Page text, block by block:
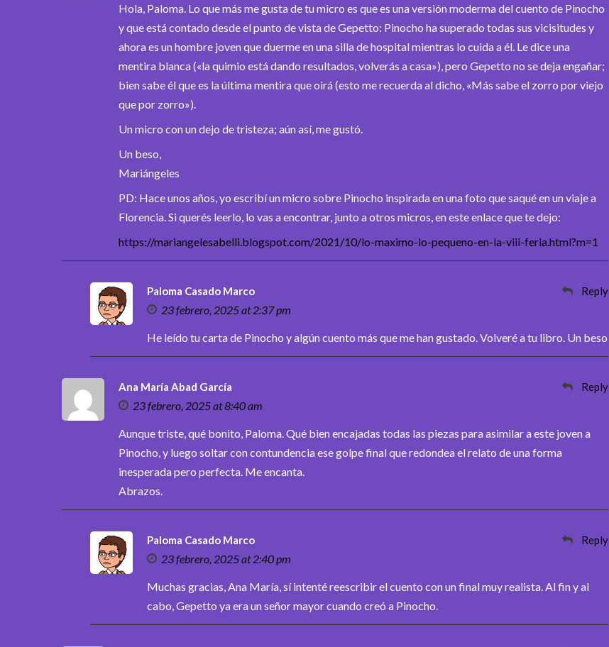
Hola, Paloma. Lo que más me gusta de tu micro es que es una versión moderma del cuento de Pinocho
y que está contado desde el punto de vista de Gepetto: Pinocho ha superado todas sus vicisitudes y
ahora es un hombre joven que duerme en una silla de hospital mientras lo cuida a él. Le dice una
mentira blanca («la quimio está dando resultados, volverás a casa»), pero Gepetto no se deja engañar;
bien sabe él que es la última mentira que oirá (esto me recuerda al dicho, «Más sabe el zorro por viejo
que por zorro»).
Un micro con un dejo de tristeza; aún así, me gustó.
Un beso,
Mariángeles
PD: Hace unos años, yo escribí un micro sobre Pinocho inspirada en una foto que saqué en un viaje a
Florencia. Si querés leerlo, lo vas a encontrar, junto a otros micros, en este enlace que te dejo:
https://mariangelesabelli.blogspot.com/2021/10/lo-maximo-lo-pequeno-en-la-viii-feria.html?m=1
Paloma Casado Marco
23 febrero, 2025 at 2:37 pm
Reply
He leído tu carta de Pinocho y algún cuento más que me han gustado. Volveré a tu libro. Un beso
Ana María Abad García
23 febrero, 2025 at 8:40 am
Reply
Aunque triste, qué bonito, Paloma. Qué bien encajadas todas las piezas para asimilar a este joven a
Pinocho, y luego soltar con contundencia ese golpe final que redondea el relato de una forma
inesperada pero perfecta. Me encanta.
Abrazos.
Paloma Casado Marco
23 febrero, 2025 at 2:40 pm
Reply
Muchas gracias, Ana María, sí intenté reescribir el cuento con un final muy realista. Al fin y al
cabo, Gepetto ya era un señor mayor cuando creó a Pinocho.